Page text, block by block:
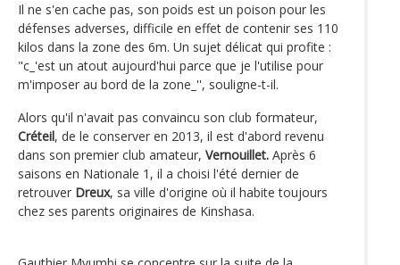
Il ne s'en cache pas, son poids est un poison pour les
défenses adverses, difficile en effet de contenir ses 110
kilos dans la zone des 6m. Un sujet délicat qui profite :
"c_'est un atout aujourd'hui parce que je l'utilise pour
m'imposer au bord de la zone_'', souligne-t-il.
Alors qu'il n'avait pas convaincu son club formateur,
Créteil, de le conserver en 2013, il est d'abord revenu
dans son premier club amateur, Vernouillet. Après 6
saisons en Nationale 1, il a choisi l'été dernier de
retrouver Dreux, sa ville d'origine où il habite toujours
chez ses parents originaires de Kinshasa.